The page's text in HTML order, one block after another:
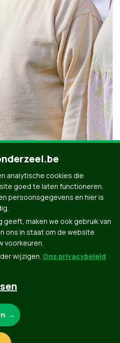
uit Londerzeel
Privacybeleid
analytische cookies die
goed te laten functioneren.
persoonsgegevens en hier is
maken we ook gebruik van
ons in staat om de website
voorkeuren.
wijzigen. Ons privacybeleid